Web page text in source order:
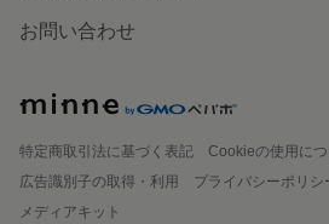
お問い合わせ
特定商取引法に基づく表記
Cookieの使用につ
広告識別子の取得・利用
プライバシーポリシ
メディアキット